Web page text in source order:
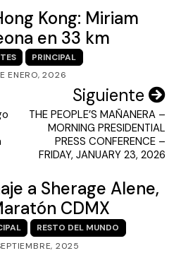
Kong: Miriam
en 33 km
PRINCIPAL
ENERO, 2026
Siguiente
THE PEOPLE’S MAÑANERA –
MORNING PRESIDENTIAL
PRESS CONFERENCE –
FRIDAY, JANUARY 23, 2026
a Sherage Alene,
CDMX
RESTO DEL MUNDO
2025